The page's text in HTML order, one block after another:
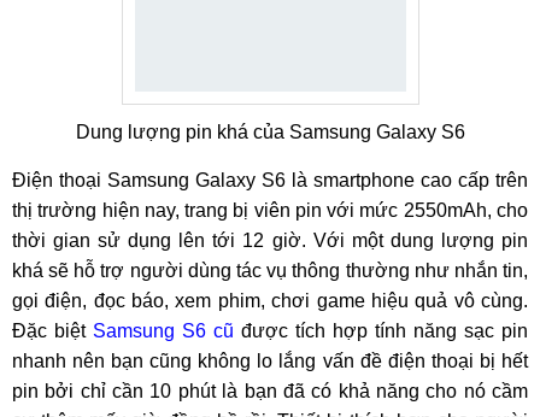
Dung lượng pin khá của Samsung Galaxy S6
Điện thoại Samsung Galaxy S6 là smartphone cao cấp trên
thị trường hiện nay, trang bị viên pin với mức 2550mAh, cho
thời gian sử dụng lên tới 12 giờ. Với một dung lượng pin
khá sẽ hỗ trợ người dùng tác vụ thông thường như nhắn tin,
gọi điện, đọc báo, xem phim, chơi game hiệu quả vô cùng.
Đặc biệt Samsung S6 cũ được tích hợp tính năng sạc pin
nhanh nên bạn cũng không lo lắng vấn đề điện thoại bị hết
pin bởi chỉ cần 10 phút là bạn đã có khả năng cho nó cầm